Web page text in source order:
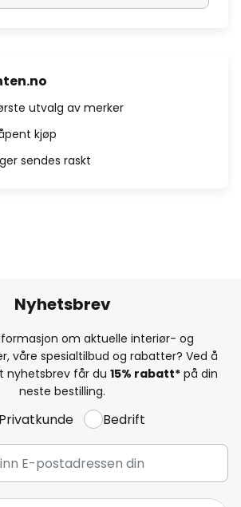
utvalg av merker
kjøp
sendes raskt
Nyhetsbrev
om aktuelle interiør- og
våre spesialtilbud og rabatter? Ved å
nyhetsbrev får du 15% rabatt* på din
neste bestilling.
Privatkunde Bedrift